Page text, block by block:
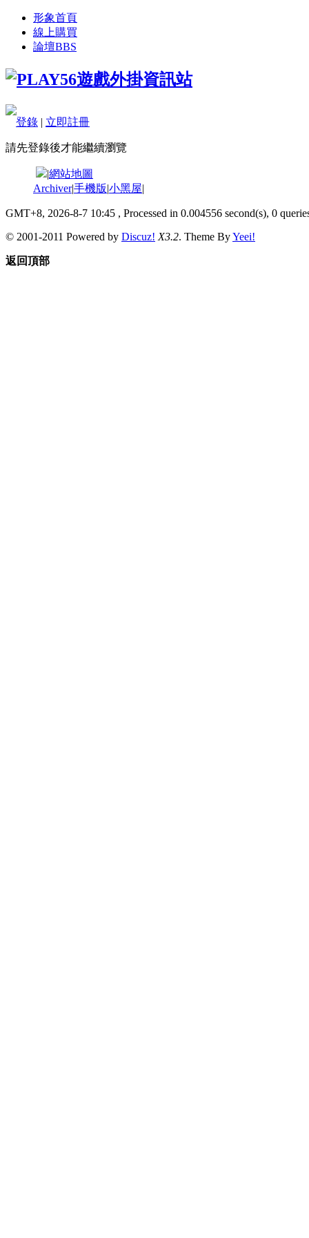
形象首頁
線上購買
論壇BBS
登錄 | 立即註冊
請先登錄後才能繼續瀏覽
|網站地圖
Archiver|手機版|小黑屋|
GMT+8, 2026-8-7 10:45 , Processed in 0.004556 second(s), 0
© 2001-2011 Powered by Discuz! X3.2. Theme ByYeei!
返回頂部